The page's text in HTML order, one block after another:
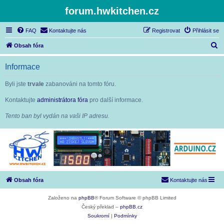
forum.hwkitchen.cz
FAQ Kontaktujte nás Přihlásit se
Registrovat
Obsah fóra
l
Informace
Byli jste trvale zabanováni na tomto fóru.
Kontaktujte administrátora fóra pro další informace.
Tento ban byl vydán na vaši IP adresu.
Obsah fóra Kontaktujte nás
Založeno na phpBB® Forum Software © phpBB Limited
Český překlad – phpBB.cz
Soukromí
Podmínky